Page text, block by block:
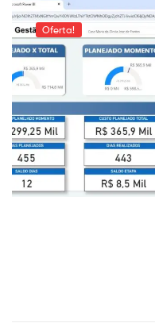
Oferta!